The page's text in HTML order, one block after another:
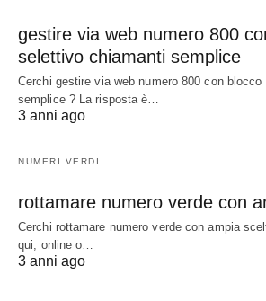
gestire via web numero 800
selettivo chiamanti semplice
Cerchi gestire via web numero 800 con
semplice ? La risposta è…
3 anni ago
NUMERI VERDI
rottamare numero verde con
Cerchi rottamare numero verde con ampia
qui, online o…
3 anni ago